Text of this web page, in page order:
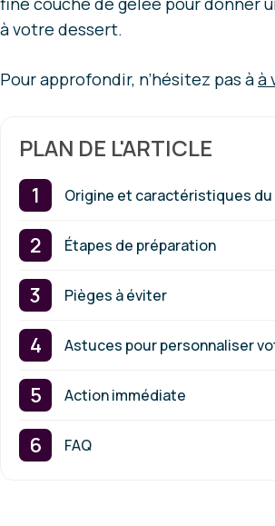
à votre dessert.
Pour approfondir, n’hésitez pas àà
PLAN DE L'ARTICLE
Origine et caractéristiques
Étapes de préparation
Pièges à éviter
Astuces pour personnaliser
Action immédiate
FAQ